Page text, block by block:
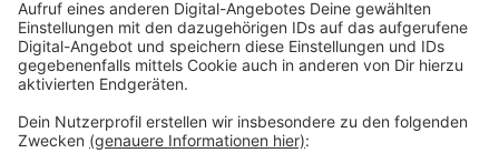
Berliner Straße registriert. Aber nicht nur in Krefeld
fahren wieder mehr Menschen zu schnell - Im Kreis
Viersen haben sich die Einnahmen aus Blitzer-
Bußgeldern in diesem Jahr schon mehr als verdoppelt.
Anzeige